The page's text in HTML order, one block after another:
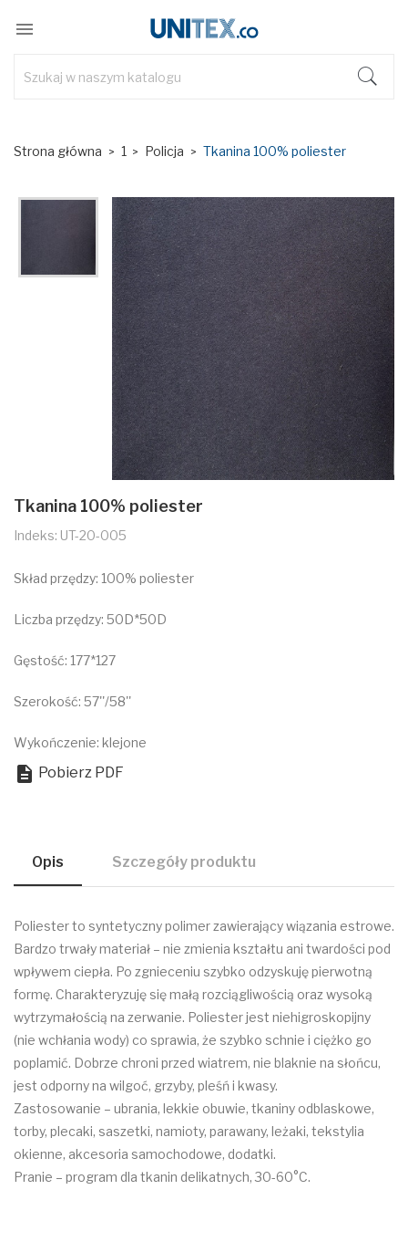

Strona główna 1 Policja Tkanina 100% poliester
Tkanina 100% poliester
Indeks: UT-20-005
Skład przędzy: 100% poliester
Liczba przędzy: 50D*50D
Gęstość: 177*127
Szerokość: 57''/58''
Wykończenie: klejone
 Pobierz PDF
Opis Szczegóły produktu
Poliester to syntetyczny polimer zawierający wiązania estrowe.
Bardzo trwały materiał – nie zmienia kształtu ani twardości pod
wpływem ciepła. Po zgnieceniu szybko odzyskuję pierwotną
formę. Charakteryzuję się małą rozciągliwością oraz wysoką
wytrzymałością na zerwanie. Poliester jest niehigroskopijny
(nie wchłania wody) co sprawia, że szybko schnie i ciężko go
poplamić. Dobrze chroni przed wiatrem, nie blaknie na słońcu,
jest odporny na wilgoć, grzyby, pleśń i kwasy.
Zastosowanie – ubrania, lekkie obuwie, tkaniny odblaskowe,
torby, plecaki, saszetki, namioty, parawany, leżaki, tekstylia
okienne, akcesoria samochodowe, dodatki.
Pranie – program dla tkanin delikatnych, 30-60°C.